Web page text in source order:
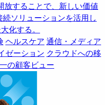
放することで、新しい価値
続ソリューションを活用し
化する。
ヘルスケア 通信・メディア
ゼーション クラウドへの移
の顧客ビュー